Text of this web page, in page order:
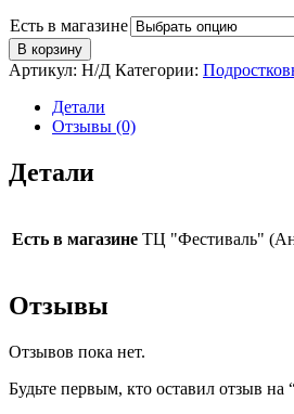
Есть в магазине
В корзину
Артикул: Н/Д Категории:
Детали
Отзывы (0)
Детали
Есть в магазине ТЦ "Фестиваль"
Отзывы
Отзывов пока нет.
Будьте первым, кто оставил отзыв на